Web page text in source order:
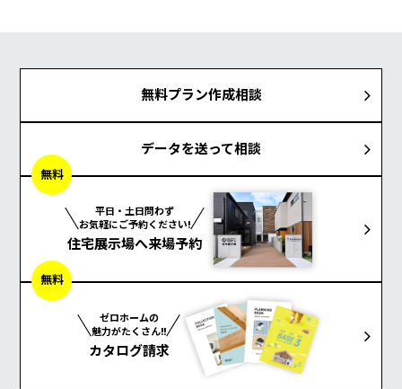
無料プラン作成相談
データを送って相談
平日・土日問わず
お気軽にご予約ください!
住宅展示場へ来場予約
無料
ゼロホームの
魅力がたくさん!!
カタログ請求
無料